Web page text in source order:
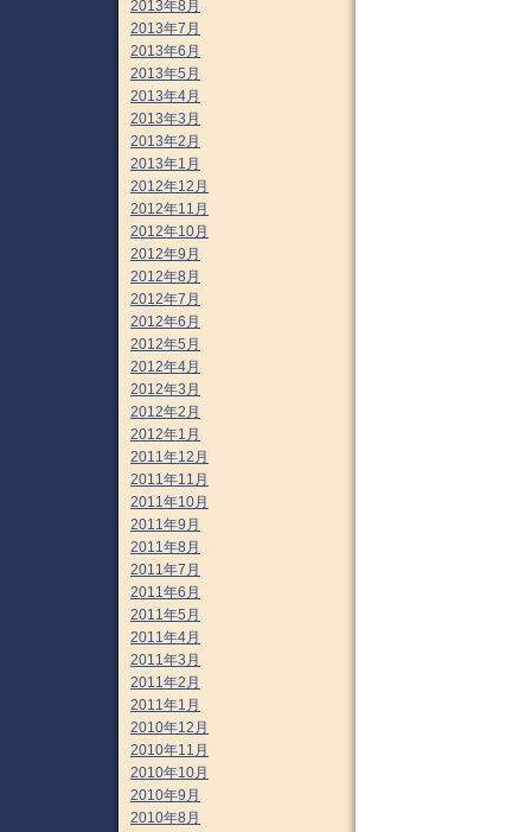
2013年8月
2013年7月
2013年6月
2013年5月
2013年4月
2013年3月
2013年2月
2013年1月
2012年12月
2012年11月
2012年10月
2012年9月
2012年8月
2012年7月
2012年6月
2012年5月
2012年4月
2012年3月
2012年2月
2012年1月
2011年12月
2011年11月
2011年10月
2011年9月
2011年8月
2011年7月
2011年6月
2011年5月
2011年4月
2011年3月
2011年2月
2011年1月
2010年12月
2010年11月
2010年10月
2010年9月
2010年8月